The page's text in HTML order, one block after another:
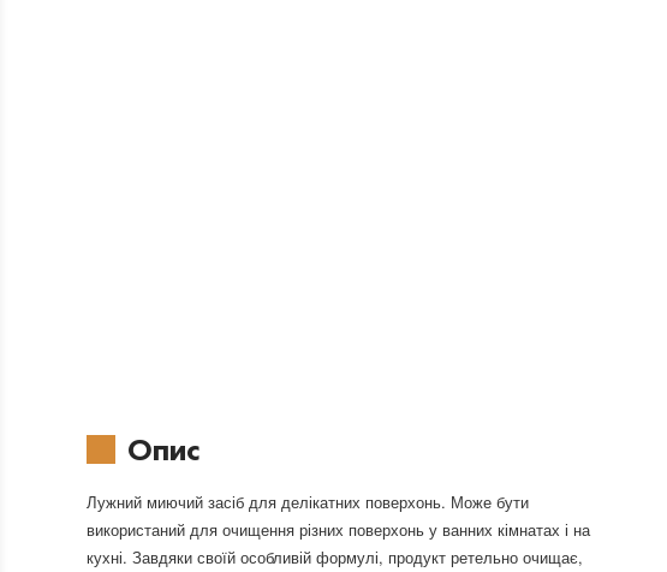
Опис
Лужний миючий засіб для делікатних поверхонь. Може бути
використаний для очищення різних поверхонь у ванних кімнатах і на
кухні. Завдяки своїй особливій формулі, продукт ретельно очищає,